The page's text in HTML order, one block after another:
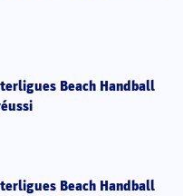
Beach Handball
Beach Handball